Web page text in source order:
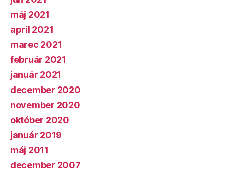
máj 2021
apríl 2021
marec 2021
február 2021
január 2021
december 2020
november 2020
október 2020
január 2019
máj 2011
december 2007